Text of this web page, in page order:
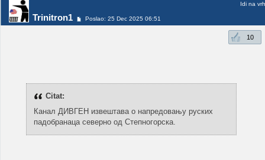
Trinitron1 Poslao: 25 Dec 2025 06:51
Idi na vrh
10
Citat:
Канал ДИВГЕН извештава о напредовању руских
падобранаца северно од Степногорска.